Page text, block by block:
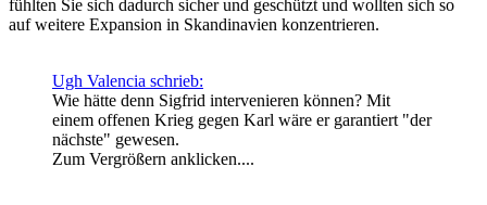
fühlten Sie sich dadurch sicher und geschützt und wollten sich so
auf weitere Expansion in Skandinavien konzentrieren.
Ugh Valencia schrieb:
Wie hätte denn Sigfrid intervenieren können? Mit
einem offenen Krieg gegen Karl wäre er garantiert "der
nächste" gewesen.
Zum Vergrößern anklicken....